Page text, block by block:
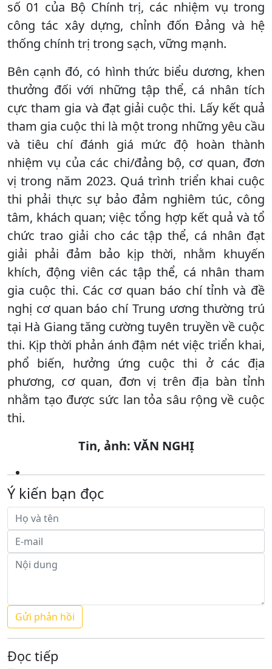
số 01 của Bộ Chính trị, các nhiệm vụ trong
công tác xây dựng, chỉnh đốn Đảng và hệ
thống chính trị trong sạch, vững mạnh.
Bên cạnh đó, có hình thức biểu dương, khen
thưởng đối với những tập thể, cá nhân tích
cực tham gia và đạt giải cuộc thi. Lấy kết quả
tham gia cuộc thi là một trong những yêu cầu
và tiêu chí đánh giá mức độ hoàn thành
nhiệm vụ của các chi/đảng bộ, cơ quan, đơn
vị trong năm 2023. Quá trình triển khai cuộc
thi phải thực sự bảo đảm nghiêm túc, công
tâm, khách quan; việc tổng hợp kết quả và tổ
chức trao giải cho các tập thể, cá nhân đạt
giải phải đảm bảo kịp thời, nhằm khuyến
khích, động viên các tập thể, cá nhân tham
gia cuộc thi. Các cơ quan báo chí tỉnh và đề
nghị cơ quan báo chí Trung ương thường trú
tại Hà Giang tăng cường tuyên truyền về cuộc
thi. Kịp thời phản ánh đậm nét việc triển khai,
phổ biến, hưởng ứng cuộc thi ở các địa
phương, cơ quan, đơn vị trên địa bàn tỉnh
nhằm tạo được sức lan tỏa sâu rộng về cuộc
thi.
Tin, ảnh: VĂN NGHỊ
Ý kiến bạn đọc
Đọc tiếp